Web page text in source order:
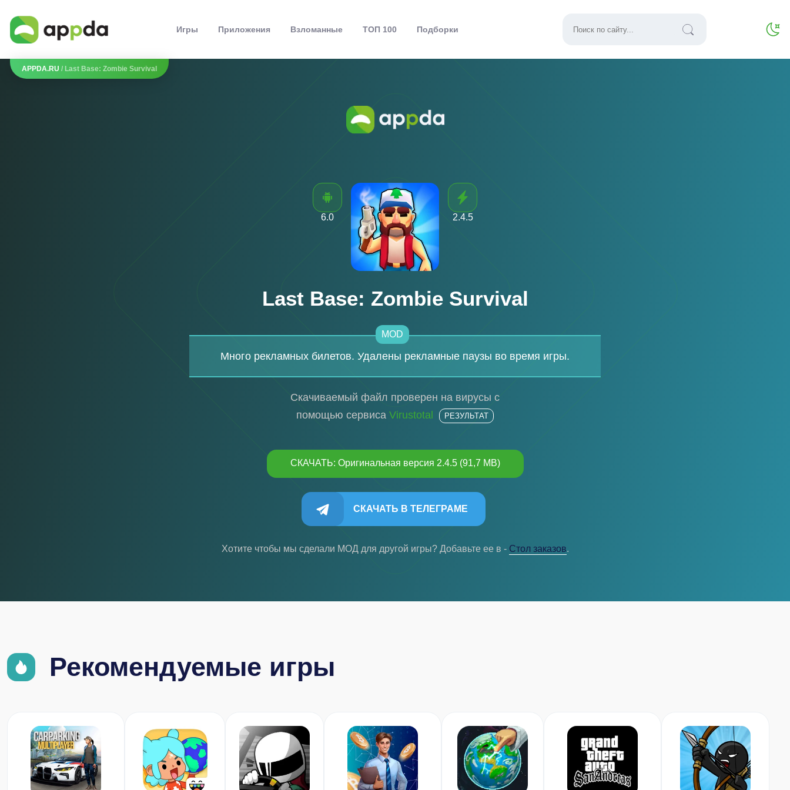
Игры Приложения Взломанные ТОП 100 Подборки
APPDA.RU / Last Base: Zombie Survival
6.0 2.4.5
Last Base: Zombie Survival
MOD
Много рекламных билетов. Удалены рекламные паузы во время игры.
Скачиваемый файл проверен на вирусы с
помощью сервиса Virustotal РЕЗУЛЬТАТ
СКАЧАТЬ: Оригинальная версия 2.4.5 (91,7 MB)
СКАЧАТЬ В ТЕЛЕГРАМЕ
Хотите чтобы мы сделали МОД для другой игры? Добавьте ее в - Cтол заказов.
Рекомендуемые игры